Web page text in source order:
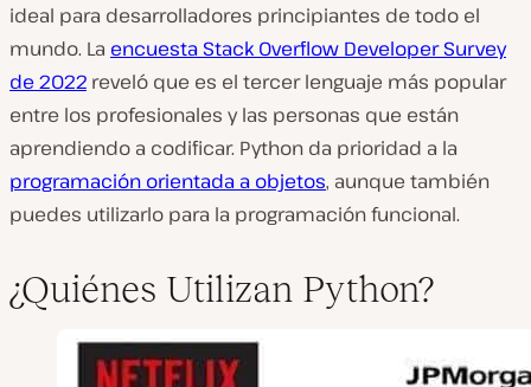
ideal para desarrolladores principiantes de todo el
mundo. La encuesta Stack Overflow Developer Survey
de 2022 reveló que es el tercer lenguaje más popular
entre los profesionales y las personas que están
aprendiendo a codificar. Python da prioridad a la
programación orientada a objetos, aunque también
puedes utilizarlo para la programación funcional.
¿Quiénes Utilizan Python?